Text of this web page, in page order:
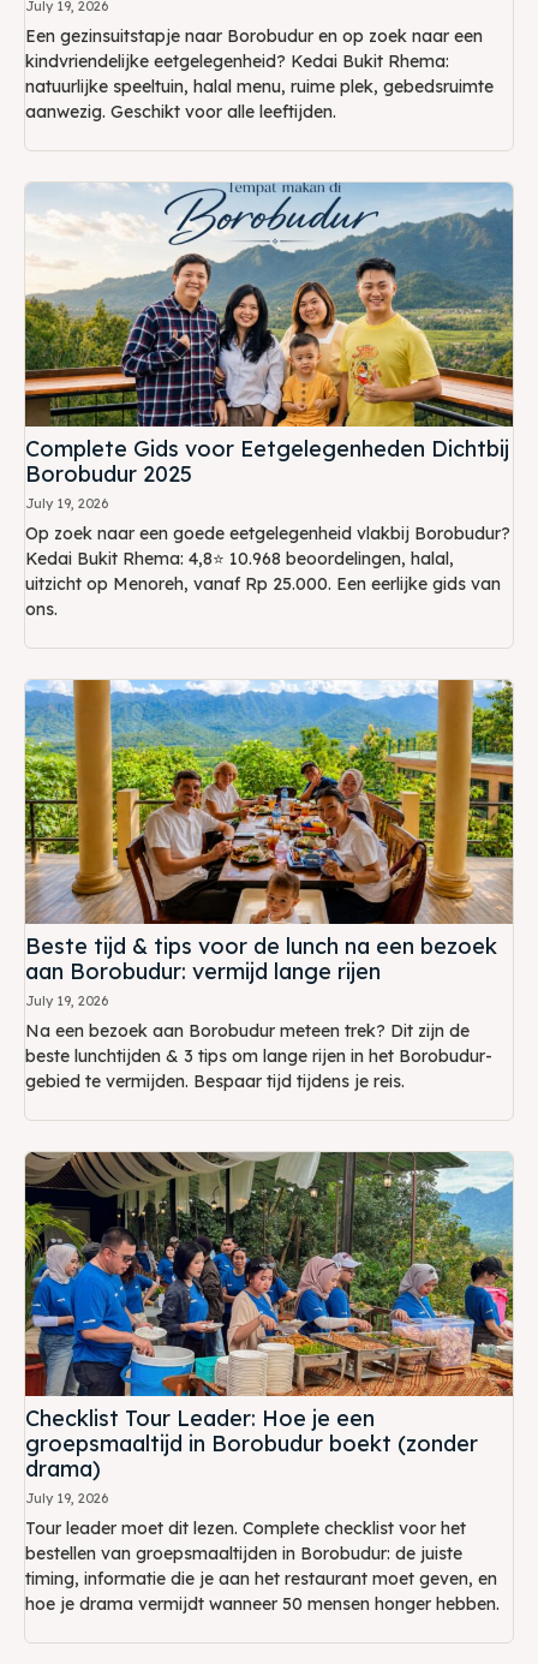
July 19, 2026
Een gezinsuitstapje naar Borobudur en op zoek naar een
kindvriendelijke eetgelegenheid? Kedai Bukit Rhema:
natuurlijke speeltuin, halal menu, ruime plek, gebedsruimte
aanwezig. Geschikt voor alle leeftijden.
Complete Gids voor Eetgelegenheden Dichtbij
Borobudur 2025
July 19, 2026
Op zoek naar een goede eetgelegenheid vlakbij Borobudur?
Kedai Bukit Rhema: 4,8⭐ 10.968 beoordelingen, halal,
uitzicht op Menoreh, vanaf Rp 25.000. Een eerlijke gids van
ons.
Beste tijd & tips voor de lunch na een bezoek
aan Borobudur: vermijd lange rijen
July 19, 2026
Na een bezoek aan Borobudur meteen trek? Dit zijn de
beste lunchtijden & 3 tips om lange rijen in het Borobudur-
gebied te vermijden. Bespaar tijd tijdens je reis.
Checklist Tour Leader: Hoe je een
groepsmaaltijd in Borobudur boekt (zonder
drama)
July 19, 2026
Tour leader moet dit lezen. Complete checklist voor het
bestellen van groepsmaaltijden in Borobudur: de juiste
timing, informatie die je aan het restaurant moet geven, en
hoe je drama vermijdt wanneer 50 mensen honger hebben.